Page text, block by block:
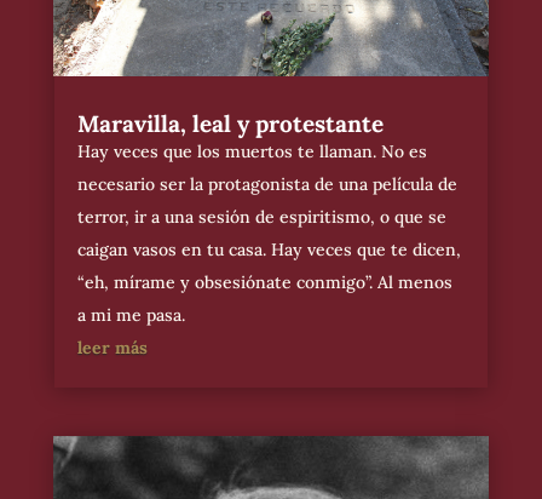
Maravilla, leal y protestante
Hay veces que los muertos te llaman. No es
necesario ser la protagonista de una película de
terror, ir a una sesión de espiritismo, o que se
caigan vasos en tu casa. Hay veces que te dicen,
“eh, mírame y obsesiónate conmigo”. Al menos
a mi me pasa.
leer más